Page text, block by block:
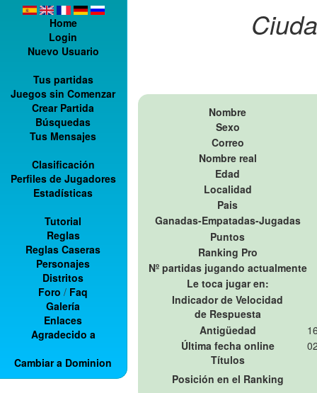
Home
Login
Nuevo Usuario
Tus partidas
Juegos sin Comenzar
Crear Partida
Búsquedas
Tus Mensajes
Clasificación
Perfiles de Jugadores
Estadísticas
Tutorial
Reglas
Reglas Caseras
Personajes
Distritos
Foro / Faq
Galería
Enlaces
Agradecido a
Cambiar a Dominion
Nombre
Sexo
Correo
Nombre real
Edad
Localidad
Pais
Ganadas-Empatadas-Jugadas
Puntos
Ranking Pro
Nº partidas jugando actualmente
Le toca jugar en:
Indicador de Velocidad
de Respuesta
Antigüedad
Última fecha online
Títulos
Posición en el Ranking